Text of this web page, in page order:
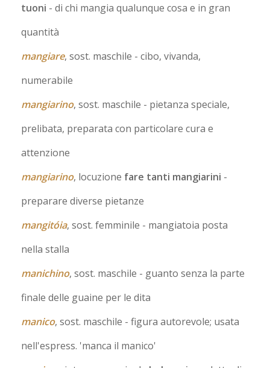
tuoni - di chi mangia qualunque cosa e in gran
quantità
mangiare, sost. maschile - cibo, vivanda,
numerabile
mangiarino, sost. maschile - pietanza speciale,
prelibata, preparata con particolare cura e
attenzione
mangiarino, locuzione fare tanti mangiarini -
preparare diverse pietanze
mangitóia, sost. femminile - mangiatoia posta
nella stalla
manichino, sost. maschile - guanto senza la parte
finale delle guaine per le dita
manico, sost. maschile - figura autorevole; usata
nell'espress. 'manca il manico'